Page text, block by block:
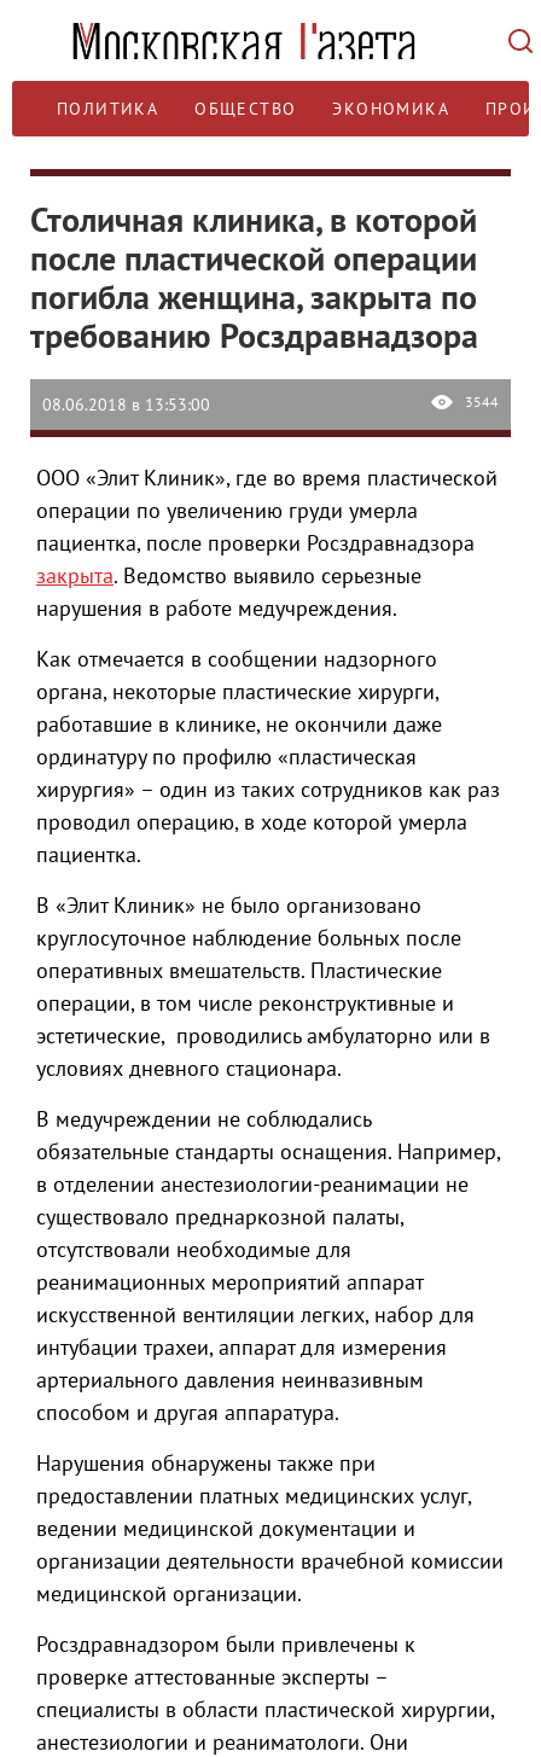
ПОЛИТИКА ОБЩЕСТВО ЭКОНОМИКА
Столичная клиника, в которой
после пластической операции
погибла женщина, закрыта по
требованию Росздравнадзора
08.06.2018 в 13:53:00 3544
ООО «Элит Клиник», где во время пластической
операции по увеличению груди умерла
пациентка, после проверки Росздравнадзора
закрыта. Ведомство выявило серьезные
нарушения в работе медучреждения.
Как отмечается в сообщении надзорного
органа, некоторые пластические хирурги,
работавшие в клинике, не окончили даже
ординатуру по профилю «пластическая
хирургия» – один из таких сотрудников как раз
проводил операцию, в ходе которой умерла
пациентка.
В «Элит Клиник» не было организовано
круглосуточное наблюдение больных после
оперативных вмешательств. Пластические
операции, в том числе реконструктивные и
эстетические, проводились амбулаторно или в
условиях дневного стационара.
В медучреждении не соблюдались
обязательные стандарты оснащения. Например,
в отделении анестезиологии-реанимации не
существовало преднаркозной палаты,
отсутствовали необходимые для
реанимационных мероприятий аппарат
искусственной вентиляции легких, набор для
интубации трахеи, аппарат для измерения
артериального давления неинвазивным
способом и другая аппаратура.
Нарушения обнаружены также при
предоставлении платных медицинских услуг,
ведении медицинской документации и
организации деятельности врачебной комиссии
медицинской организации.
Росздравнадзором были привлечены к
проверке аттестованные эксперты –
специалисты в области пластической хирургии,
анестезиологии и реаниматологи. Они